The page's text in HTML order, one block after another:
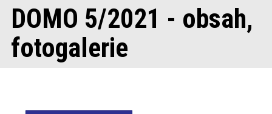
Praxe
Fotogalerie
DOMO 5/2021 - obsah,
fotogalerie